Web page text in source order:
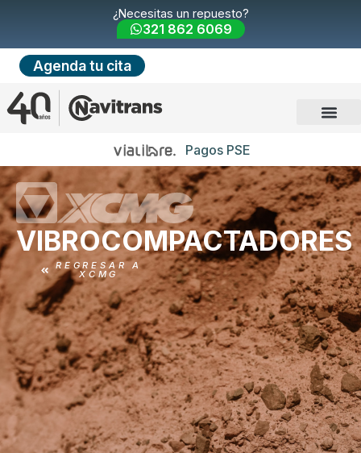
¿Necesitas un repuesto?
321 862 6069
Agenda tu cita
Pagos PSE
VIBROCOMPACTADORES
REGRESAR A
XCMG